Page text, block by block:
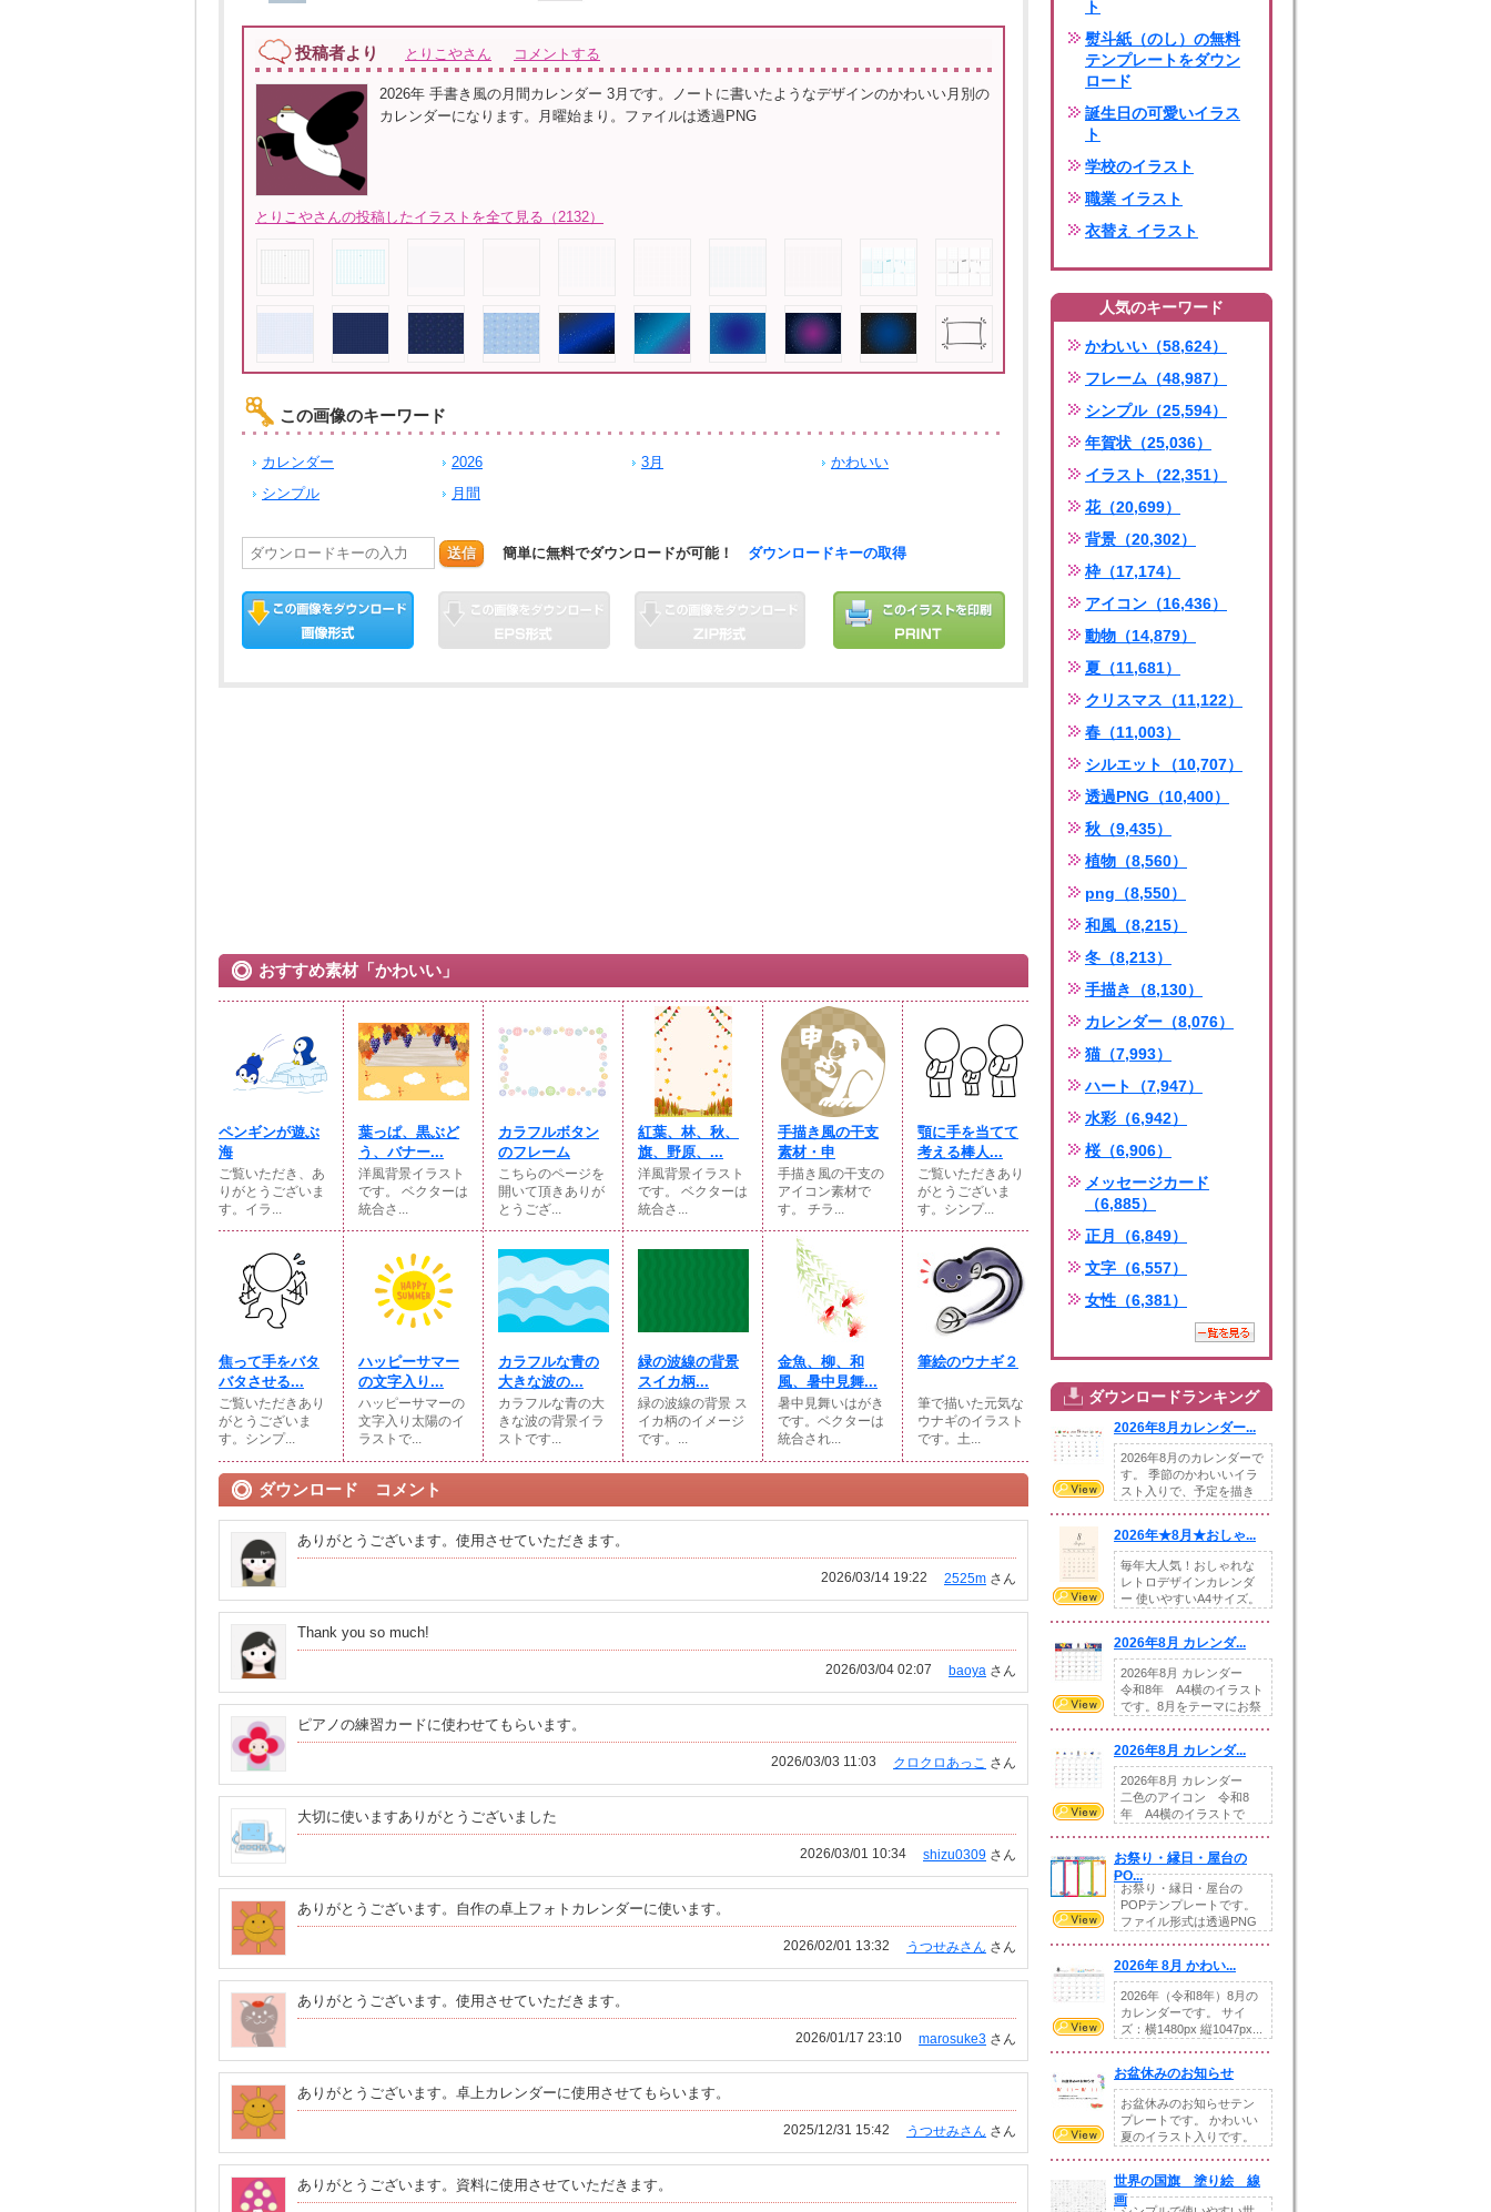
投稿者より とりこやさん コメントする
2026年 手書き風の月間カレンダー 3月です。ノートに書いたようなデザインのかわいい月別の
カレンダーになります。月曜始まり。ファイルは透過PNG
とりこやさんの投稿したイラストを全て見る（2132）
この画像のキーワード
カレンダー 2026 3月
かわいい
シンプル
月間
送信 簡単に無料でダウンロードが可能！ ダウンロードキーの取得
おすすめ素材「かわいい」
ペンギンが遊ぶ
海
ご覧いただき、あ
りがとうございま
す。イラ...
葉っぱ、黒ぶど
う、バナー...
洋風背景イラスト
です。 ベクターは
統合さ...
カラフルボタン
のフレーム
こちらのページを
開いて頂きありが
とうござ...
紅葉、林、秋、
旗、野原、...
洋風背景イラスト
です。 ベクターは
統合さ...
手描き風の干支
素材・申
手描き風の干支の
アイコン素材で
す。 チラ...
顎に手を当てて
考える棒人...
ご覧いただきあり
がとうございま
す。シンプ...
焦って手をバタ
バタさせる...
ご覧いただきあり
がとうございま
す。シンプ...
ハッピーサマー
の文字入り...
ハッピーサマーの
文字入り太陽のイ
ラストで...
カラフルな青の
大きな波の...
カラフルな青の大
きな波の背景イラ
ストです...
緑の波線の背景
スイカ柄...
緑の波線の背景 ス
イカ柄のイメージ
です。...
金魚、柳、和
風、暑中見舞...
暑中見舞いはがき
です。ベクターは
統合され...
筆絵のウナギ２
筆で描いた元気な
ウナギのイラスト
です。土...
ダウンロード コメント
ありがとうございます。使用させていただきます。
2525m さん
2026/03/14 19:22
Thank you so much!
baoya さん
2026/03/04 02:07
ピアノの練習カードに使わせてもらいます。
クロクロあっこ さん
2026/03/03 11:03
大切に使いますありがとうございました
shizu0309 さん
2026/03/01 10:34
ありがとうございます。自作の卓上フォトカレンダーに使います。
うつせみさん さん
2026/02/01 13:32
ありがとうございます。使用させていただきます。
marosuke3 さん
2026/01/17 23:10
ありがとうございます。卓上カレンダーに使用させてもらいます。
うつせみさん さん
2025/12/31 15:42
ありがとうございます。資料に使用させていただきます。
ト
熨斗紙（のし）の無料
テンプレートをダウン
ロード
誕生日の可愛いイラス
ト
学校のイラスト
職業 イラスト
衣替え イラスト
人気のキーワード
かわいい（58,624）
フレーム（48,987）
シンプル（25,594）
年賀状（25,036）
イラスト（22,351）
花（20,699）
背景（20,302）
枠（17,174）
アイコン（16,436）
動物（14,879）
夏（11,681）
クリスマス（11,122）
春（11,003）
シルエット（10,707）
透過PNG（10,400）
秋（9,435）
植物（8,560）
png（8,550）
和風（8,215）
冬（8,213）
手描き（8,130）
カレンダー（8,076）
猫（7,993）
ハート（7,947）
水彩（6,942）
桜（6,906）
メッセージカード
（6,885）
正月（6,849）
文字（6,557）
女性（6,381）
ダウンロードランキング
2026年8月カレンダー...
2026年8月のカレンダーで
す。 季節のかわいいイラ
スト入りで、予定を描き
2026年★8月★おしゃ...
毎年大人気！おしゃれな
レトロデザインカレンダ
ー 使いやすいA4サイズ。
2026年8月 カレンダ...
2026年8月 カレンダー
令和8年 A4横のイラスト
です。8月をテーマにお祭
2026年8月 カレンダ...
2026年8月 カレンダー
二色のアイコン 令和8
年 A4横のイラストで
お祭り・縁日・屋台の
PO...
お祭り・縁日・屋台の
POPテンプレートです。
ファイル形式は透過PNG
2026年 8月 かわい...
2026年（令和8年）8月の
カレンダーです。 サイ
ズ：横1480px 縦1047px...
お盆休みのお知らせ
お盆休みのお知らせテン
プレートです。 かわいい
夏のイラスト入りです。
世界の国旗 塗り絵 線
画